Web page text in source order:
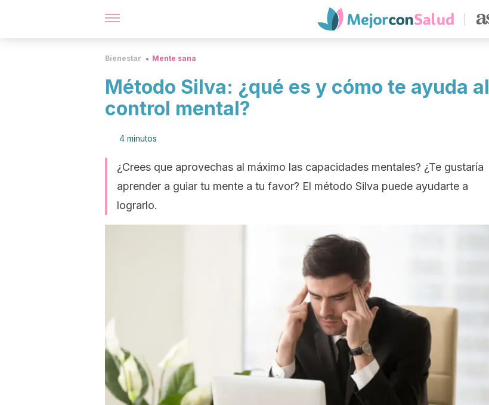
Bienestar Mente sana
Método Silva: ¿qué es y cómo te ayuda al
control mental?
4 minutos
¿Crees que aprovechas al máximo las capacidades mentales? ¿Te gustaría
aprender a guiar tu mente a tu favor? El método Silva puede ayudarte a
lograrlo.